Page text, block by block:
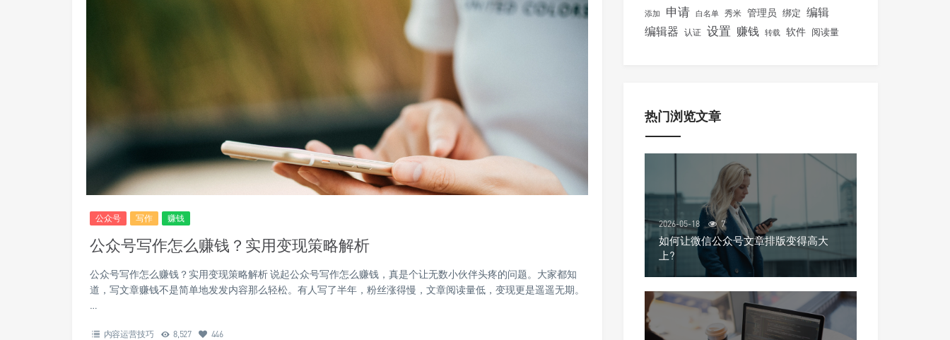
公众号 写作 赚钱
公众号写作怎么赚钱？实用变现策略解析
公众号写作怎么赚钱？实用变现策略解析 说起公众号写作怎么赚钱，真是个让无数小伙伴头疼的问题。大家都知
道，写文章赚钱不是简单地发发内容那么轻松。有人写了半年，粉丝涨得慢，文章阅读量低，变现更是遥遥无期。
…
内容运营技巧 8,527 446
添加 申请 白名单 秀米 管理员 绑定 编辑
编辑器
认证 设置 赚钱 转载 软件 阅读量
热门浏览文章
2026-05-18 7
如何让微信公众号文章排版变得高大
上?